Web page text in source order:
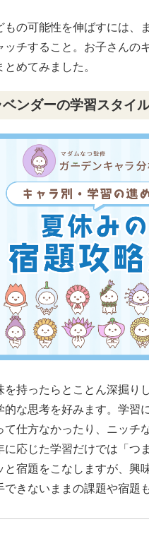
もの可能性を伸ばすには、
ッチすること。お子さんの
とめてみました。
ベンダーの学習スタイ
を持ったらとことん深掘り
的な思考を好みます。学習
て仕方なかったり、ニッチ
に応じた学習だけでは「つ
と宿題をこなしますが、興
できないままの課題や宿題